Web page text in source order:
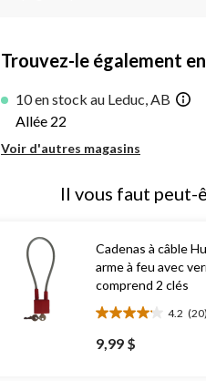
Trouvez-le également
10 en stock au Leduc, AB
Allée 22
Voir d'autres magasins
Il vous faut peut-
Cadenas à câble
arme à feu avec
comprend 2 clés
4.2 (20)
4.2
étoile(s)
sur
9,99 $